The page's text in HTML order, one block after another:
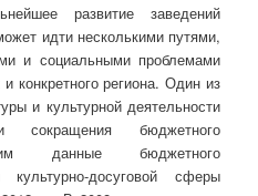
развитие заведений
идти несколькими путями,
и социальными проблемами
конкретного региона. Один из
и культурной деятельности
сокращения бюджетного
данные бюджетного
культурно-досуговой сферы